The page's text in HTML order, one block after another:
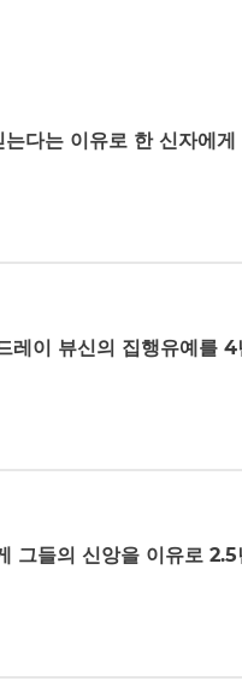
다는 이유로 한 신자에게
레이 뷰신의 집행유예를 4
그들의 신앙을 이유로 2.5